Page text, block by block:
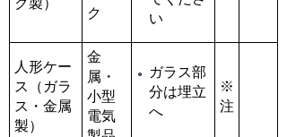
ク製）
ク
い
人形ケー
ス（ガラ
ス・金属
製）
金
属・
小型
電気
ガラス部
分は埋立
へ
※
注